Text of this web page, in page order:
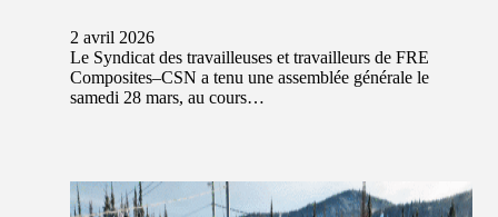
2 avril 2026
Le Syndicat des travailleuses et travailleurs de FRE
Composites–CSN a tenu une assemblée générale le
samedi 28 mars, au cours…